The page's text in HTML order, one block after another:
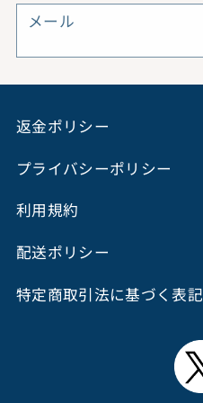
メール
返金ポリシー
プライバシーポリシー
利用規約
配送ポリシー
特定商取引法に基づく表記